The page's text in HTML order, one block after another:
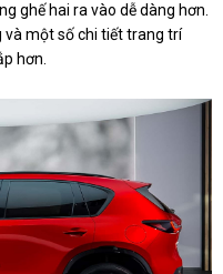
ghế hai ra vào dễ dàng hơn.
và một số chi tiết trang trí
hơn.